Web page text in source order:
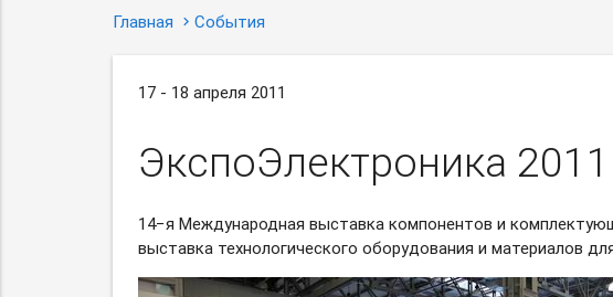
Главная События
17 - 18 апреля 2011
ЭкспоЭлектроника 2011
14−я Международная выставка компонентов и
выставка технологического оборудования и материалов